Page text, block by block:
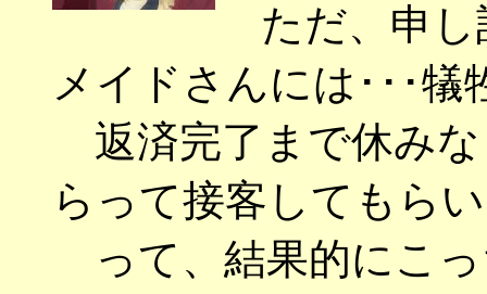
ただ、申し
メイドさんには･･･
返済完了まで休みな
らって接客してもら
って、結果的にこ